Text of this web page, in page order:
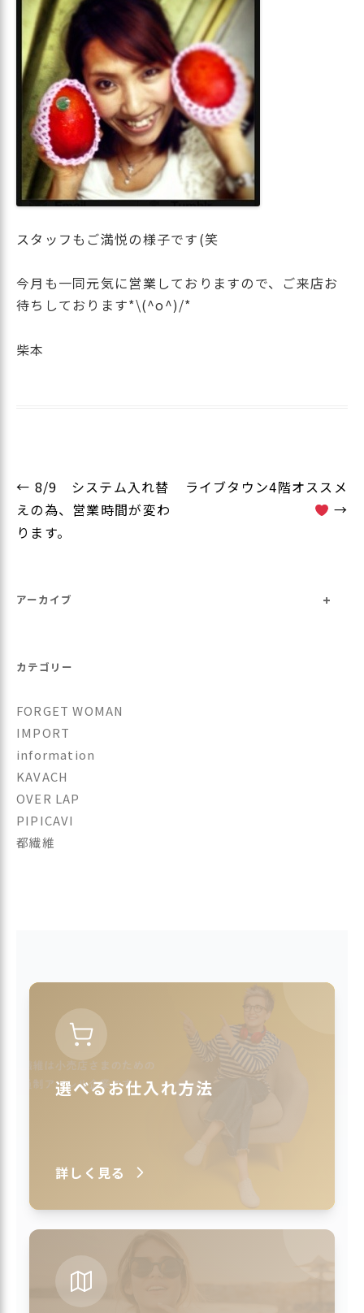
スタッフもご満悦の様子です(笑
今月も一同元気に営業しておりますので、ご来店お
待ちしております*\(^o^)/*
柴本
投
稿
ナ
ー
ン
← 8/9 システム入れ替
えの為、営業時間が変わ
ります。
ライブタウン4階オススメ
→
アーカイブ +
カテゴリー
FORGET WOMAN
IMPORT
information
KAVACH
OVER LAP
PIPICAVI
都繊維
選べるお仕入れ方法
詳しく見る